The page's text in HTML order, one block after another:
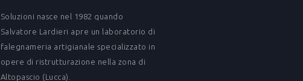
Soluzioni nasce nel 1982 quando
Salvatore Lardieri apre un laboratorio di
falegnameria artigianale specializzato in
opere di ristrutturazione nella zona di
Altopascio (Lucca).